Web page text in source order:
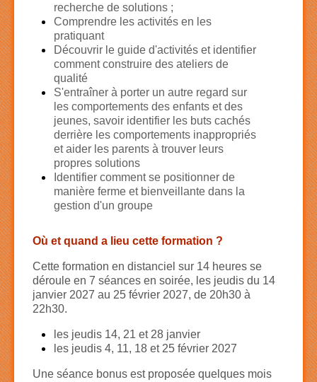
recherche de solutions ;
Comprendre les activités en les
pratiquant
Découvrir le guide d'activités et identifier
comment construire des ateliers de
qualité
S'entraîner à porter un autre regard sur
les comportements des enfants et des
jeunes, savoir identifier les buts cachés
derrière les comportements inappropriés
et aider les parents à trouver leurs
propres solutions
Identifier comment se positionner de
manière ferme et bienveillante dans la
gestion d'un groupe
Où et quand a lieu cette formation ?
Cette formation en distanciel sur 14 heures se
déroule en 7 séances en soirée, les jeudis du 14
janvier 2027 au 25 février 2027, de 20h30 à
22h30.
les jeudis 14, 21 et 28 janvier
les jeudis 4, 11, 18 et 25 février 2027
Une séance bonus est proposée quelques mois